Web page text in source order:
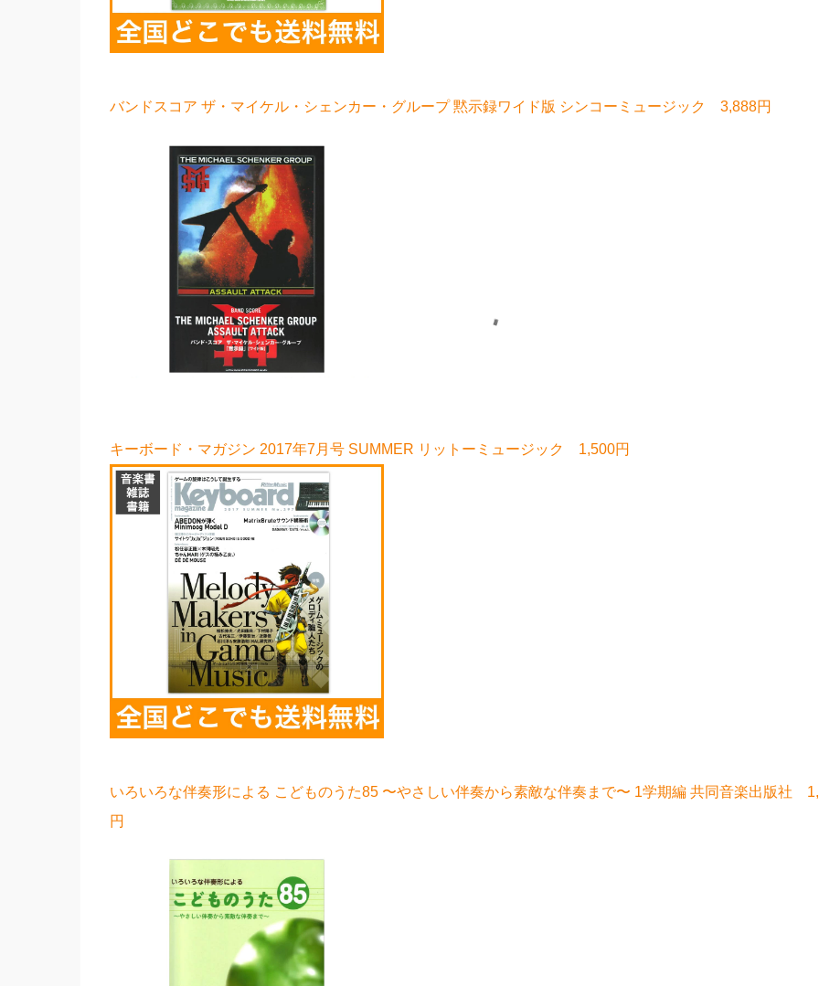
バンドスコア ザ・マイケル・シェンカー・グループ 黙示録ワイド版 シンコーミュージック 3,888円
キーボード・マガジン 2017年7月号 SUMMER リットーミュージック 1,500円
いろいろな伴奏形による こどものうた85 〜やさしい伴奏から素敵な伴奏まで〜 1学期編 共同音楽出版社
円